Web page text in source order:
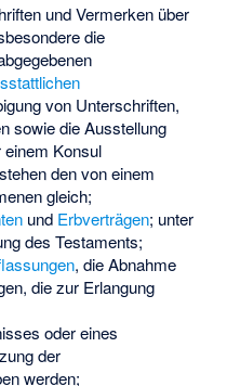
und Vermerken über
die
von Unterschriften,
sowie die Ausstellung
Konsul
den von einem
gleich;
und Erbverträgen; unter
des Testaments;
, die Abnahme
die zur Erlangung
oder eines
der
werden;